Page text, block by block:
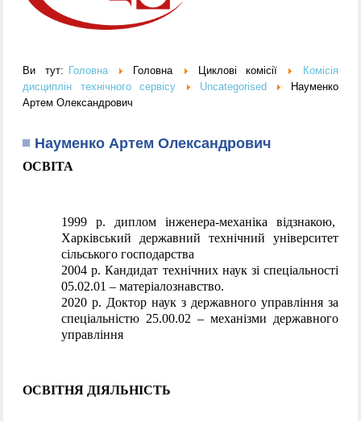
Ви тут: Головна Головна Циклові комісії
Комісія
дисциплін технічного сервісу
Uncategorised
Науменко
Артем Олександрович
Науменко Артем Олександрович
ОСВІТА
1999 р. диплом інженера-механіка відзнакою,
Харківський державний технічний університет
сільського господарства
2004 р. Кандидат технічних наук зі спеціальності
05.02.01 – матеріалознавство.
2020 р. Доктор наук з державного управління за
спеціальністю 25.00.02 – механізми державного
управління
ОСВІТНЯ ДІЯЛЬНІСТЬ